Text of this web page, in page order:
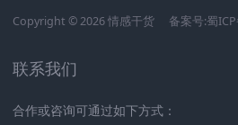
Copyright © 2026 情感干货 备案号:蜀
联系我们
合作或咨询可通过如下方式：